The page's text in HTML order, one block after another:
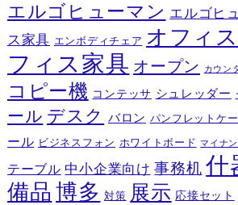
エルゴヒューマン エルゴヒ
ス家具 エンボディチェア オフィ
フィス家具 オープン カウン
コピー機 コンテッサ シュレッダー
ール デスク バロン パンフレットケ
ール ビジネスフォン ホワイトボード マイナ
テーブル 中小企業向け 事務机 什
備品 博多 対策 展示 応接セット